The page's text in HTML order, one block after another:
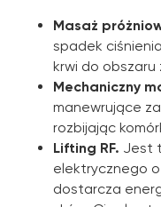
Masaż
spadek
krwi do
Mechaniczny
manewrujące
rozbijając
Lifting RF. Jest
elektrycznego
dostarcza